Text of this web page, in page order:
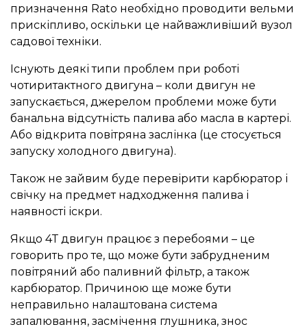
призначення Rato необхідно проводити вельми
прискіпливо, оскільки це найважливіший вузол
садової техніки.
Існують деякі типи проблем при роботі
чотиритактного двигуна – коли двигун не
запускається, джерелом проблеми може бути
банальна відсутність палива або масла в картері.
Або відкрита повітряна заслінка (це стосується
запуску холодного двигуна).
Також не зайвим буде перевірити карбюратор і
свічку на предмет надходження палива і
наявності іскри.
Якщо 4Т двигун працює з перебоями – це
говорить про те, що може бути забрудненим
повітряний або паливний фільтр, а також
карбюратор. Причиною ще може бути
неправильно налаштована система
запалювання, засмічення глушника, знос